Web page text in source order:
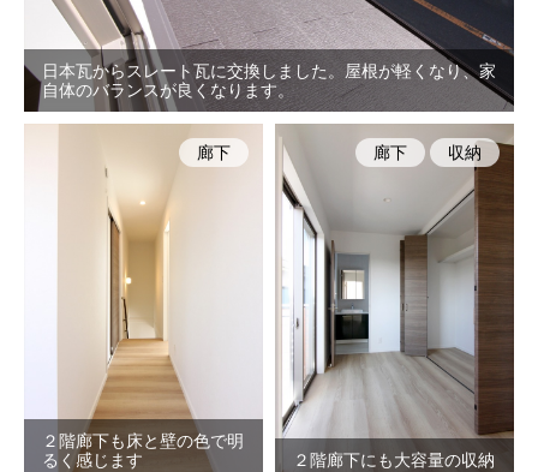
日本瓦からスレート瓦に交換しました。屋根が軽くなり、家
自体のバランスが良くなります。
２階廊下も床と壁の色で明
るく感じます
廊下
２階廊下にも大容量の収納
廊下 収納